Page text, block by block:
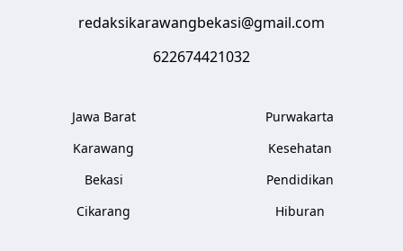
redaksikarawangbekasi@gmail.com
622674421032
Jawa Barat
Karawang
Bekasi
Cikarang
Purwakarta
Kesehatan
Pendidikan
Hiburan